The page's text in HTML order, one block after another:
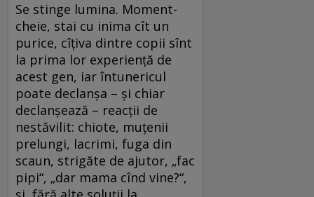
Se stinge lumina. Moment-
cheie, stai cu inima cît un
purice, cîţiva dintre copii sînt
la prima lor experienţă de
acest gen, iar întunericul
poate declanşa – şi chiar
declanşează – reacţii de
nestăvilit: chiote, muţenii
prelungi, lacrimi, fuga din
scaun, strigăte de ajutor, „fac
pipi“, „dar mama cînd vine?“,